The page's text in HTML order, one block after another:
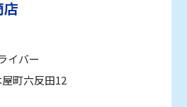
イバー
町六反田12